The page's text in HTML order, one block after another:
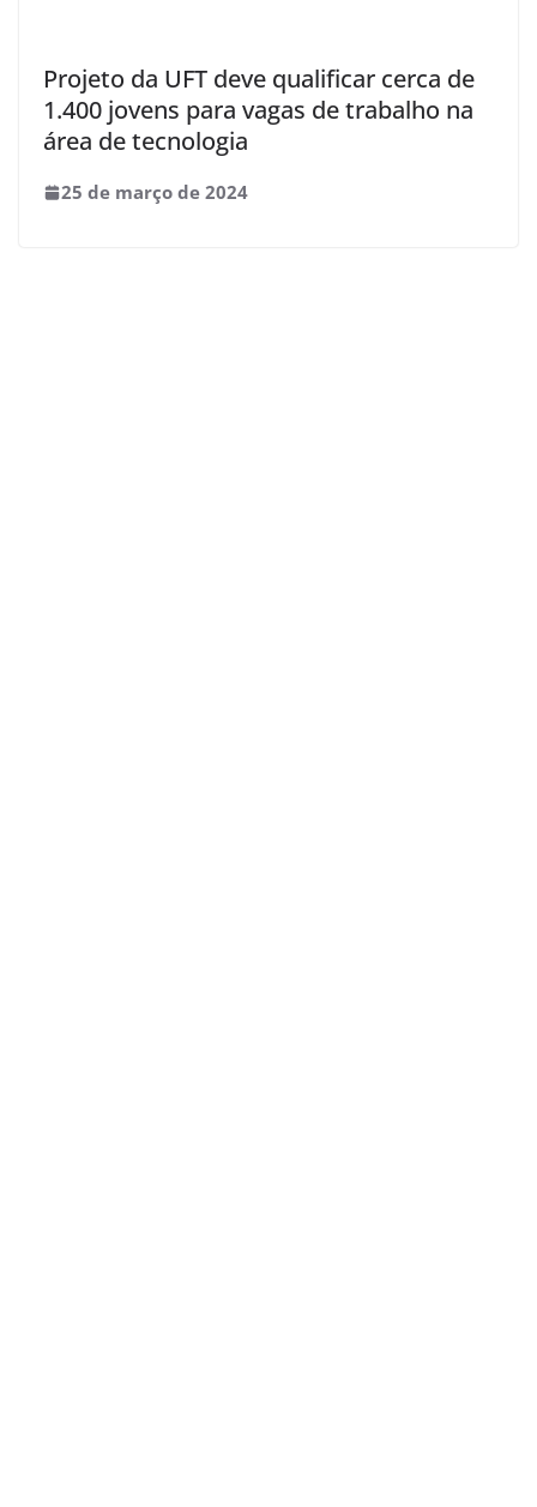
Projeto da UFT deve qualificar cerca de
1.400 jovens para vagas de trabalho na
área de tecnologia
25 de março de 2024